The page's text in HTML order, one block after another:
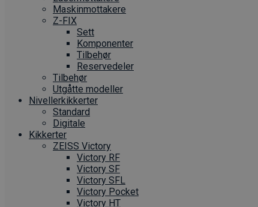
Maskin­mottakere
Z-FIX
Sett
Komponenter
Tilbehør
Reservedeler
Tilbehør
Utgåtte modeller
Nivellerkikkerter
Standard
Digitale
Kikkerter
ZEISS Victory
Victory RF
Victory SF
Victory SFL
Victory Pocket
Victory HT